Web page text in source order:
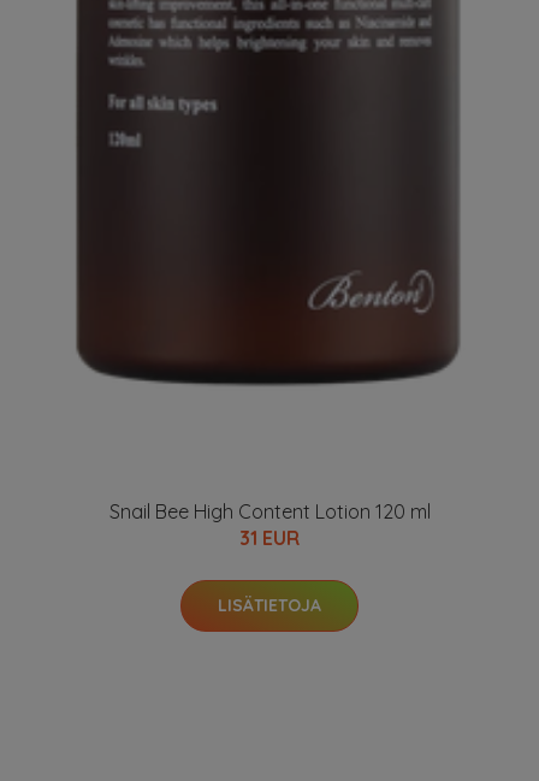
Snail Bee High Content Lotion 120 ml
31 EUR
LISÄTIETOJA